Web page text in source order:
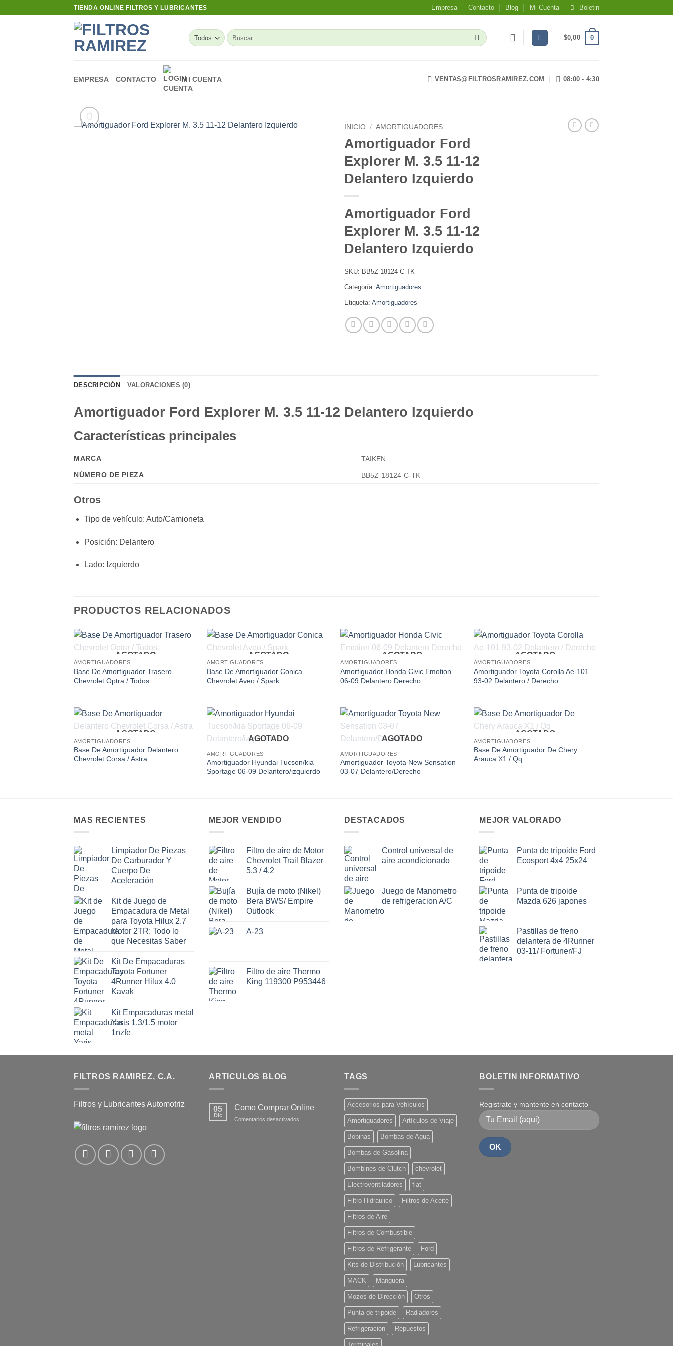
TIENDA ONLINE FILTROS Y LUBRICANTES Empresa Contacto Blog Mi Cuenta Boletin
Buscar
por:
$0,00 0
EMPRESA CONTACTO MI CUENTA VENTAS@FILTROSRAMIREZ.COM 08:00 - 4:30
INICIO / AMORTIGUADORES
Amortiguador Ford
Explorer M. 3.5 11-12
Delantero Izquierdo
Amortiguador Ford
Explorer M. 3.5 11-12
Delantero Izquierdo
SKU: BB5Z-18124-C-TK
Categoría: Amortiguadores
Etiqueta: Amortiguadores
DESCRIPCIÓN VALORACIONES (0)
Amortiguador Ford Explorer M. 3.5 11-12 Delantero Izquierdo
Características principales
MARCA
TAIKEN
NÚMERO DE PIEZA
BB5Z-18124-C-TK
Otros
Tipo de vehículo: Auto/Camioneta
Posición: Delantero
Lado: Izquierdo
PRODUCTOS RELACIONADOS
AGOTADO
AMORTIGUADORES
Base De Amortiguador Trasero
Chevrolet Optra / Todos
AGOTADO
AMORTIGUADORES
Base De Amortiguador Conica
Chevrolet Aveo / Spark
AGOTADO
AMORTIGUADORES
Amortiguador Honda Civic Emotion
06-09 Delantero Derecho
AGOTADO
AMORTIGUADORES
Amortiguador Toyota Corolla Ae-101
93-02 Delantero / Derecho
AGOTADO
AMORTIGUADORES
Base De Amortiguador Delantero
Chevrolet Corsa / Astra
AGOTADO
AMORTIGUADORES
Amortiguador Hyundai Tucson/kia
Sportage 06-09 Delantero/izquierdo
AGOTADO
AMORTIGUADORES
Amortiguador Toyota New Sensation
03-07 Delantero/Derecho
AGOTADO
AMORTIGUADORES
Base De Amortiguador De Chery
Arauca X1 / Qq
MAS RECIENTES
Limpiador De Piezas
De Carburador Y
Cuerpo De
Aceleración
Kit de Juego de
Empacadura de Metal
para Toyota Hilux 2.7
Motor 2TR: Todo lo
que Necesitas Saber
Kit De Empacaduras
Toyota Fortuner
4Runner Hilux 4.0
Kavak
Kit Empacaduras metal
Yaris 1.3/1.5 motor
1nzfe
MEJOR VENDIDO
Filtro de aire de Motor
Chevrolet Trail Blazer
5.3 / 4.2
Bujía de moto (Nikel)
Bera BWS/ Empire
Outlook
A-23
Filtro de aire Thermo
King 119300 P953446
DESTACADOS
Control universal de
aire acondicionado
Juego de Manometro
de refrigeracion A/C
MEJOR VALORADO
Punta de tripoide Ford
Ecosport 4x4 25x24
Punta de tripoide
Mazda 626 japones
Pastillas de freno
delantera de 4Runner
03-11/ Fortuner/FJ
FILTROS RAMIREZ, C.A.
Filtros y Lubricantes Automotriz
ARTICULOS BLOG
05
Dic
Como Comprar Online
Comentarios desactivados
TAGS
Accesorios para Vehículos
Amortiguadores Artículos de Viaje
Bobinas Bombas de Agua
Bombas de Gasolina
Bombines de Clutch chevrolet
Electroventiladores fiat
Filtro Hidraulico Filtros de Aceite
Filtros de Aire
Filtros de Combustible
Filtros de Refrigerante Ford
Kits de Distribución Lubricantes
MACK Manguera
Mozos de Dirección Otros
Punta de tripoide Radiadores
Refrigeracion Repuestos
BOLETIN INFORMATIVO
Registrate y mantente en contacto